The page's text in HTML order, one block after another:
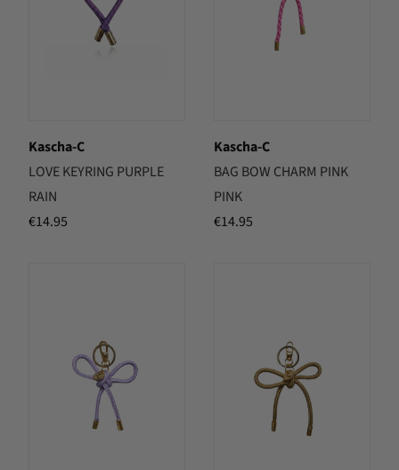
Kascha-C
LOVE KEYRING PURPLE
RAIN
€14.95
Kascha-C
BAG BOW CHARM PINK
PINK
€14.95